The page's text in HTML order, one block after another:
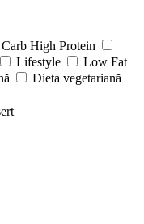
High Protein
Lifestyle
Low Fat
Dieta vegetariană